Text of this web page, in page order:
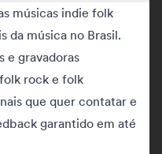
músicas indie folk
da música no Brasil.
e gravadoras
rock e folk
que quer contatar e
garantido em até